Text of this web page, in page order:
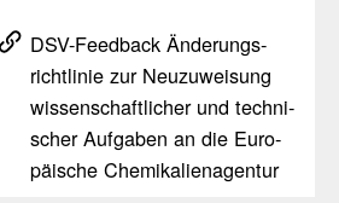
DSV-Feed­back Änderungs­
richt­linie zur Neuzu­wei­sung
wissen­schaft­li­cher und tech­ni­
scher Aufgaben an die Euro­
päi­sche Chemi­ka­li­en­agentur